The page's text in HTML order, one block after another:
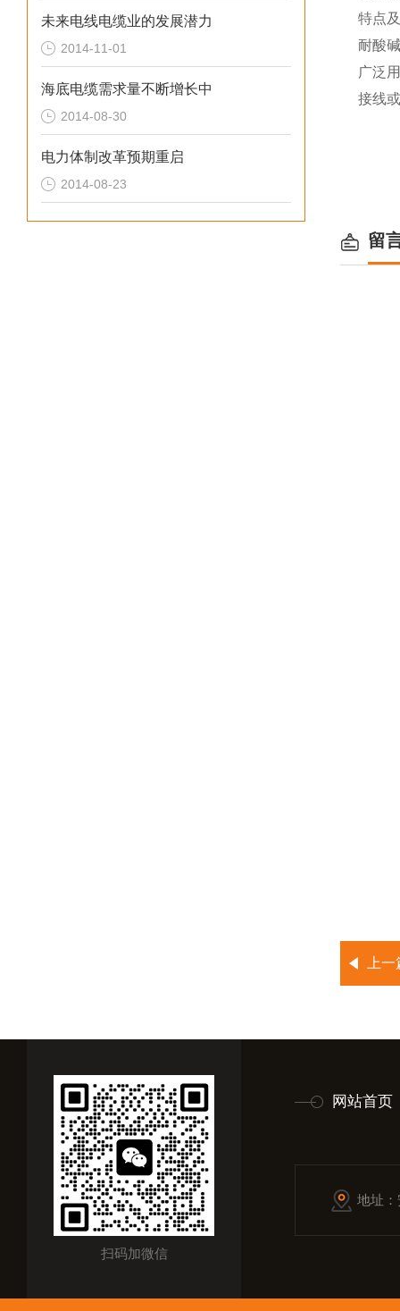
未来电线电缆业的发展潜力
2014-11-01
海底电缆需求量不断增长中
2014-08-30
电力体制改革预期重启
2014-08-23
特点
耐酸
广泛
接线
留
上
扫码加微信
网站首页
地址